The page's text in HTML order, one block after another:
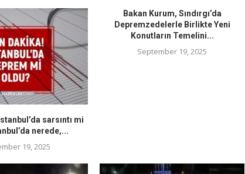
sarsıntı mi
nerede,...
19, 2025
Bakan Kurum, Sındırgı’da
Depremzedelerle Birlikte Yeni
Konutların Temelini...
September 19, 2025